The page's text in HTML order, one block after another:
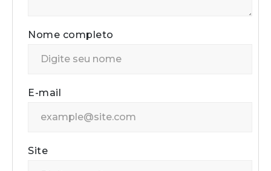
Nome completo
E-mail
Site